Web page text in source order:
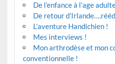
De l’enfance à l’age
De retour
L’aventure Handichien !
Mes interviews !
Mon arthrodèse et mon
conventionnelle !